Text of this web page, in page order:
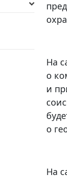
На
о
и
о
На